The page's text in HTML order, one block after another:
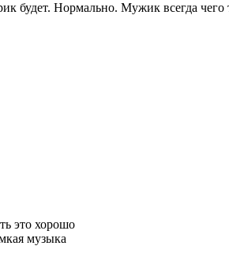
будет. Нормально. Мужик всегда чего
это хорошо
музыка